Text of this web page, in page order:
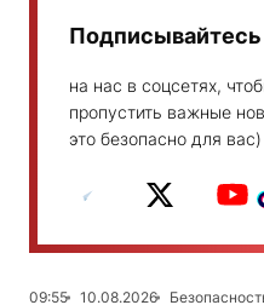
Подписывайтесь
на нас в соцсетях,
пропустить важные
это безопасно для вас)
09:55 10.08.2026